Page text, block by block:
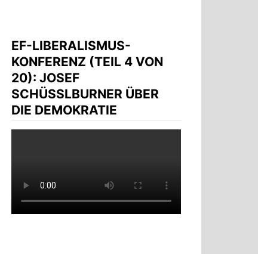
EF-LIBERALISMUS-
KONFERENZ (TEIL 4 VON
20): JOSEF
SCHÜSSLBURNER ÜBER D
IE DEMOKRATIE